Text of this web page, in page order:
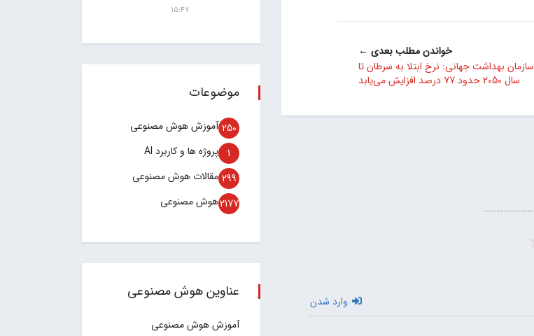
خواندن مطلب بعدی ←
سازمان بهداشت جهانی: نرخ ابتلا به سرطان تا
سال 2050 حدود 77 درصد افزایش می‌یابد
وارد شدن
15:47
موضوعات
آموزش هوش مصنوعی 250
پروژه ها و کاربرد AI 1
مقالات هوش مصنوعی 299
هوش مصنوعی2177
عناوین هوش مصنوعی
آموزش هوش مصنوعی